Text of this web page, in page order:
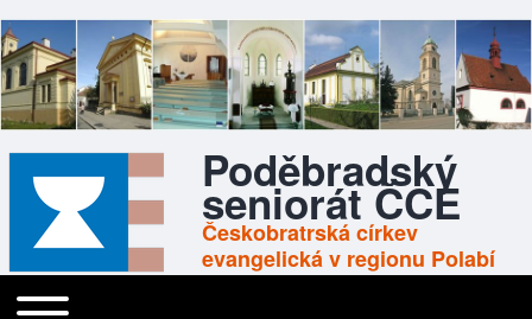
Poděbradský
seniorát ČCE
Českobratrská církev
evangelická v regionu Polabí
Main navigation
Toggle main menu